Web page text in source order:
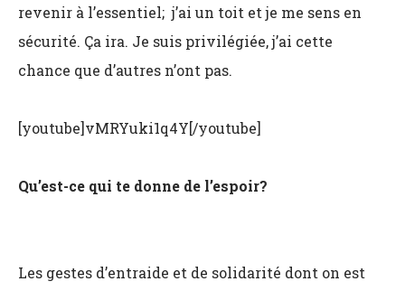
revenir à l’essentiel; j’ai un toit et je me sens en
sécurité. Ça ira. Je suis privilégiée, j’ai cette
chance que d’autres n’ont pas.
[youtube]vMRYuki1q4Y[/youtube]
Qu’est-ce qui te donne de l’espoir?
Les gestes d’entraide et de solidarité dont on est